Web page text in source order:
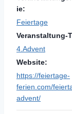
ie:
Feiertage
Veranstaltung-
4.Advent
Website:
https://feiertage-
ferien.com/
advent/